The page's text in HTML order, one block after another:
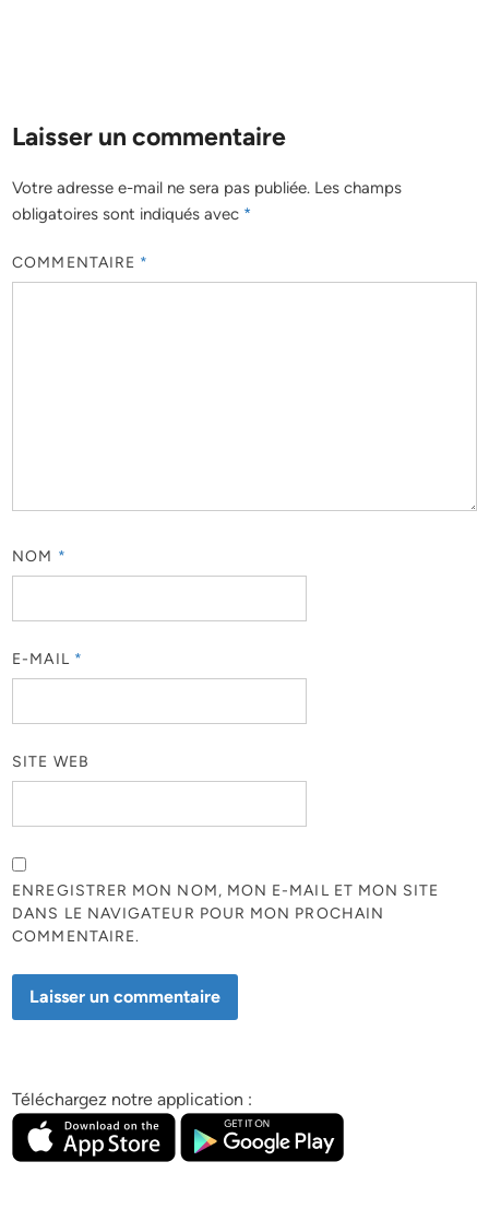
Laisser un commentaire
Votre adresse e-mail ne sera pas publiée. Les champs
obligatoires sont indiqués avec *
COMMENTAIRE *
NOM *
E-MAIL *
SITE WEB
ENREGISTRER MON NOM, MON E-MAIL ET MON SITE
DANS LE NAVIGATEUR POUR MON PROCHAIN
COMMENTAIRE.
Téléchargez notre application :